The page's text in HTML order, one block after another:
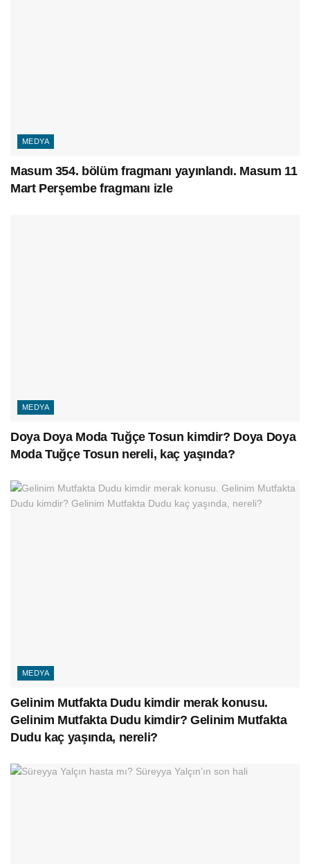
MEDYA
Masum 354. bölüm fragmanı yayınlandı. Masum 11
Mart Perşembe fragmanı izle
MEDYA
Doya Doya Moda Tuğçe Tosun kimdir? Doya Doya
Moda Tuğçe Tosun nereli, kaç yaşında?
MEDYA
Gelinim Mutfakta Dudu kimdir merak konusu.
Gelinim Mutfakta Dudu kimdir? Gelinim Mutfakta
Dudu kaç yaşında, nereli?